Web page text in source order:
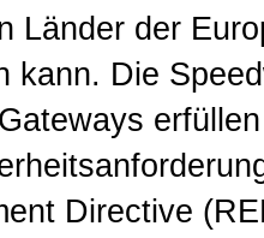
Länder der
kann. Die
Directive